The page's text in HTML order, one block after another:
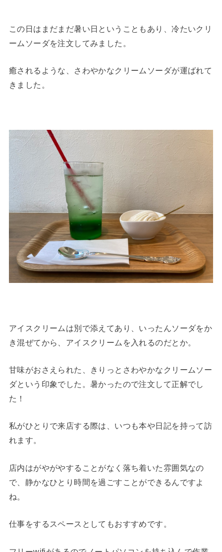
この日はまだまだ暑い日ということもあり、冷たいクリ
ームソーダを注文してみました。
癒されるような、さわやかなクリームソーダが運ばれて
きました。
アイスクリームは別で添えてあり、いったんソーダをか
き混ぜてから、アイスクリームを入れるのだとか。
甘味がおさえられた、きりっとさわやかなクリームソー
ダという印象でした。暑かったので注文して正解でし
た！
私がひとりで来店する際は、いつも本や日記を持って訪
れます。
店内はがやがやすることがなく落ち着いた雰囲気なの
で、静かなひとり時間を過ごすことができるんですよ
ね。
仕事をするスペースとしてもおすすめです。